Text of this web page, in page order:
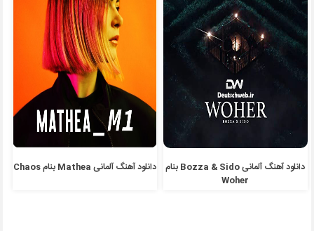
دانلود آهنگ آلمانی Bozza & Sido بنام
Woher
دانلود آهنگ آلمانی Mathea بنام Chaos